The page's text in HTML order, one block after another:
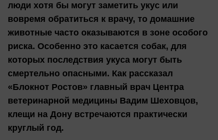
люди хотя бы могут заметить укус или
вовремя обратиться к врачу, то домашние
животные часто оказываются в зоне особого
риска. Особенно это касается собак, для
которых последствия укуса могут быть
смертельно опасными. Как рассказал
«Блокнот Ростов» главный врач Центра
ветеринарной медицины Вадим Шеховцов,
клещи на Дону встречаются практически
круглый год.